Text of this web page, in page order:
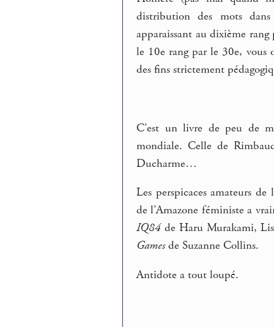
distribution des mots
apparaissant au dixième
le 10e rang par le 30e, vous
des fins strictement
C’est un livre de peu de
mondiale. Celle de
Ducharme…
Les perspicaces amateurs
de l’Amazone féministe a
IQ84de Haru Murakami,
Gamesde Suzanne Collins.
Antidote a tout loupé.